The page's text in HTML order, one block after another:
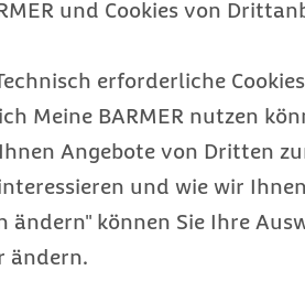
und Cookies von
erforderliche
Meine BARMER nutzen
Angebote von Dritten
und wie wir
ändern" können Sie Ihre
ändern.